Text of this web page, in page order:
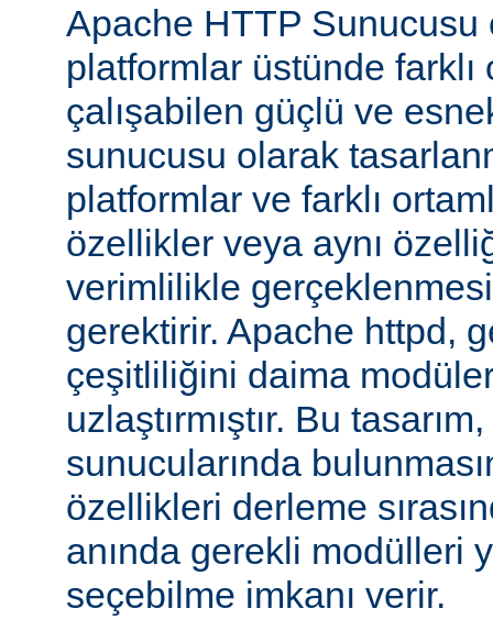
Apache HTTP Sunucusu
platformlar üstünde farklı
çalışabilen güçlü ve
sunucusu olarak
platformlar ve farklı
özellikler veya aynı
verimlilikle
gerektirir. Apache httpd,
çeşitliliğini daima
uzlaştırmıştır. Bu
sunucularında
özellikleri derleme
anında gerekli modülleri
seçebilme imkanı verir.